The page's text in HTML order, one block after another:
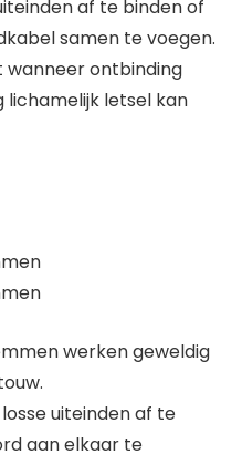
af te binden of
samen te voegen.
wanneer ontbinding
letsel kan
werken geweldig
uiteinden af te
aan elkaar te